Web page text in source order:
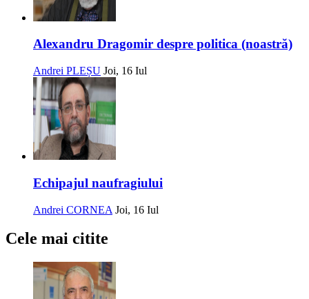
Alexandru Dragomir despre politica (noastră)
Andrei PLEȘU Joi, 16 Iul
Echipajul naufragiului
Andrei CORNEA Joi, 16 Iul
Cele mai citite